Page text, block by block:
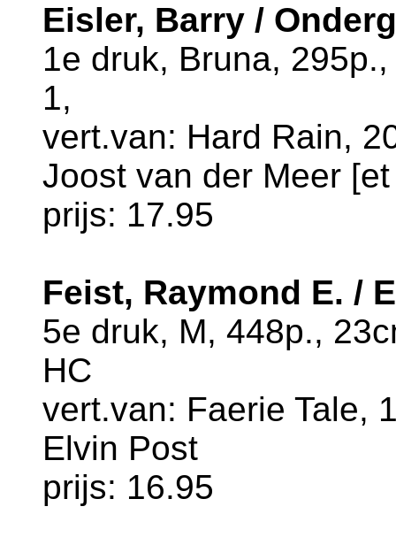
Eisler, Barry /
1e druk, Bruna,
1,
vert.van: Hard Rain,
Joost van der Meer
prijs: 17.95
Feist, Raymond E. /
5e druk, M, 448p.,
HC
vert.van: Faerie Tale,
Elvin Post
prijs: 16.95